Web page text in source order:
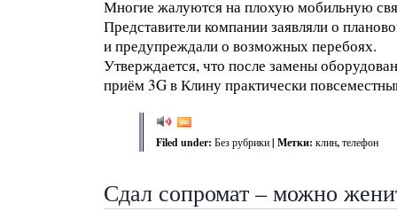
Многие жалуются на плохую мобильную
Представители компании заявляли о
и предупреждали о возможных перебоях.
Утверждается, что после замены
приём 3G в Клину практически
Filed under: Без рубрики| Метки: клин,телефон
Сдал сопромат – можно